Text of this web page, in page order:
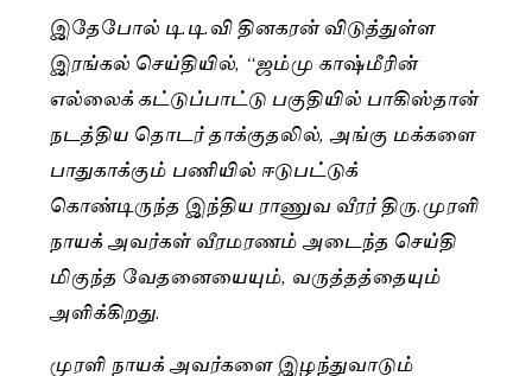
இதேபோல் டி.டி.வி தினகரன் விடுத்துள்ள
இரங்கல் செய்தியில், “ஜம்மு காஷ்மீரின்
எல்லைக் கட்டுப்பாட்டு பகுதியில் பாகிஸ்தான்
நடத்திய தொடர் தாக்குதலில், அங்கு மக்களை
பாதுகாக்கும் பணியில் ஈடுபட்டுக்
கொண்டிருந்த இந்திய ராணுவ வீரர் திரு.முரளி
நாயக் அவர்கள் வீரமரணம் அடைந்த செய்தி
மிகுந்த வேதனையையும், வருத்தத்தையும்
அளிக்கிறது.
முரளி நாயக் அவர்களை இழந்துவாடும்